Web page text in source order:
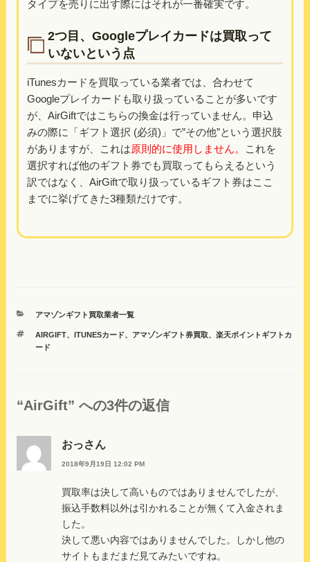
タイプを売りに出す際にはそれが一番確実です。
2つ目、Googleプレイカードは買取って
いないという点
iTunesカードを買取っている業者では、合わせて
Googleプレイカードも取り扱っていることが多いです
が、AirGiftではこちらの換金は行っていません。申込
みの際に「ギフト選択 (必須)」で”その他”という選択肢
がありますが、これは原則的に使用しません。
これを
選択すれば他のギフト券でも買取ってもらえるという
訳ではなく、AirGiftで取り扱っているギフト券はここ
までに挙げてきた3種類だけです。
カ
ゴ
アマゾンギフト買取業者一覧
タ
グ
AIRGIFT、 ITUNESカード、 アマゾンギフト券買取、楽天ポイントギフトカ
ード
“AirGift” への3件の返信
おっさん
2018年9月19日 12:02 PM
買取率は決して高いものではありませんでしたが、
振込手数料以外は引かれることが無くて入金されま
した。
決して悪い内容ではありませんでした。しかし他の
サイトもまだまだ見てみたいですね。